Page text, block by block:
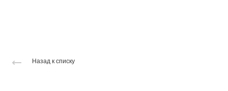
Назад к списку